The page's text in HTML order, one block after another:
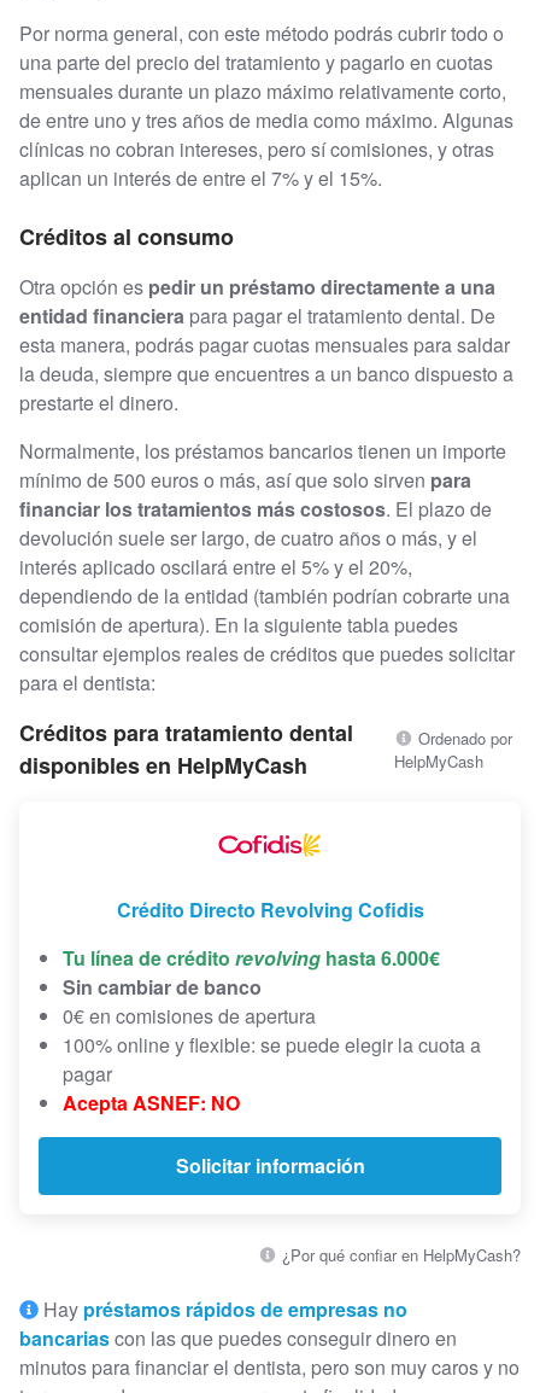
Por norma general, con este método podrás cubrir todo o
una parte del precio del tratamiento y pagarlo en cuotas
mensuales durante un plazo máximo relativamente corto,
de entre uno y tres años de media como máximo. Algunas
clínicas no cobran intereses, pero sí comisiones, y otras
aplican un interés de entre el 7% y el 15%.
Créditos al consumo
Otra opción es pedir un préstamo directamente a una
entidad financiera para pagar el tratamiento dental. De
esta manera, podrás pagar cuotas mensuales para saldar
la deuda, siempre que encuentres a un banco dispuesto a
prestarte el dinero.
Normalmente, los préstamos bancarios tienen un importe
mínimo de 500 euros o más, así que solo sirven para
financiar los tratamientos más costosos. El plazo de
devolución suele ser largo, de cuatro años o más, y el
interés aplicado oscilará entre el 5% y el 20%,
dependiendo de la entidad (también podrían cobrarte una
comisión de apertura). En la siguiente tabla puedes
consultar ejemplos reales de créditos que puedes solicitar
para el dentista:
Créditos para tratamiento dental
disponibles en HelpMyCash
Ordenado por
HelpMyCash
Crédito Directo Revolving Cofidis
Tu línea de crédito revolving hasta 6.000€
Sin cambiar de banco
0€ en comisiones de apertura
100% online y flexible: se puede elegir la cuota a
pagar
Acepta ASNEF: NO
Solicitar información
¿Por qué confiar en HelpMyCash?
Hay préstamos rápidos de empresas no
bancariascon las que puedes conseguir dinero en
minutos para financiar el dentista, pero son muy caros y no